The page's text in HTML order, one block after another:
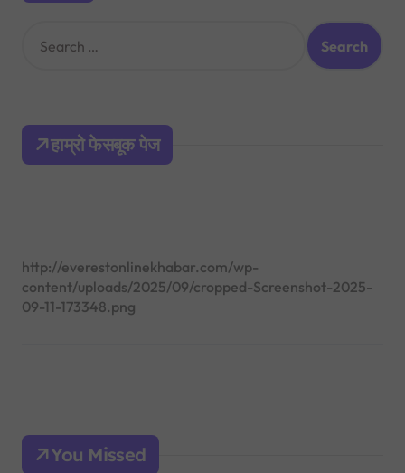
h
o
हाम्रो फेसबूक पेज
http://everestonlinekhabar.com/wp-
content/uploads/2025/09/cropped-Screenshot-2025-
09-11-173348.png
You Missed